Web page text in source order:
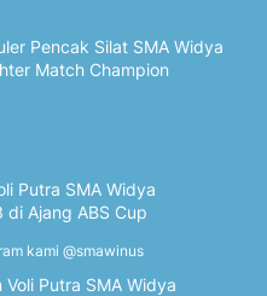
Pencak Silat SMA Widya
Match Champion
Putra SMA Widya
di Ajang ABS Cup
kami @smawinus
Voli Putra SMA Widya